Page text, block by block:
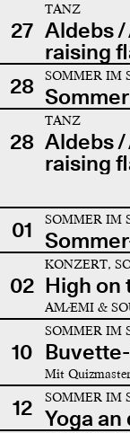
27
TANZ
Aldebs /
raising
28
SOMMER IM
28
TANZ
Aldebs /
raising
01 SOMMER IM
02
KONZERT,
High on
AMÆMI &
10
SOMMER IM
Mit
12 SOMMER IM
Yoga